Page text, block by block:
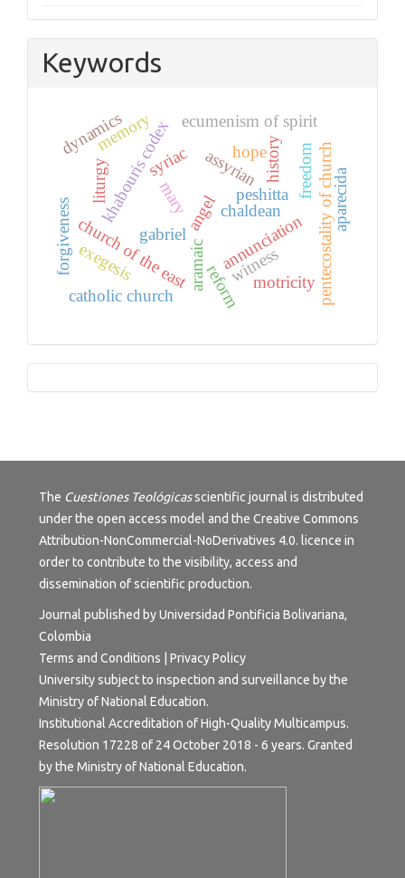
Keywords
annunciation
peshitta
gabriel
mary angel
church of the east
khabouris codex chaldean
assyrian
aramaic
syriac history
catholic church
liturgy
reform
ecumenism of spirit
pentecostality of church
memory
witness
forgiveness
hope
motricity
dynamics
freedom
exegesis
aparecida
Tutorials
The Cuestiones Teológicasscientific journal is distributed
under the open access model and the Creative Commons
Attribution-NonCommercial-NoDerivatives 4.0. licence in
order to contribute to the visibility, access and
dissemination of scientific production.
Journal published by Universidad Pontificia Bolivariana,
Colombia
Terms and Conditions
Privacy Policy
University subject to inspection and surveillance by the
Ministry of National Education.
Institutional Accreditation of High-Quality Multicampus.
Resolution 17228 of 24 October 2018 - 6 years. Granted
by the Ministry of National Education.